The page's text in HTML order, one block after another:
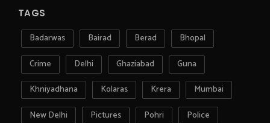
TAGS
Badarwas Bairad Berad
Bhopal
Crime
Delhi Ghaziabad
Guna
Khniyadhana
Kolaras Krera
Mumbai
New Delhi
Pictures Pohri
Police